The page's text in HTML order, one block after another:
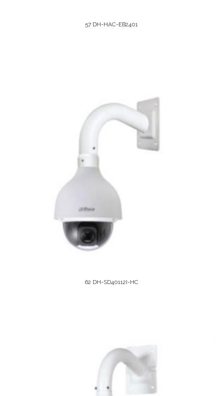
57 DH-HAC-EB2401
Leer Más
62 DH-SD40112I-HC
Leer Más